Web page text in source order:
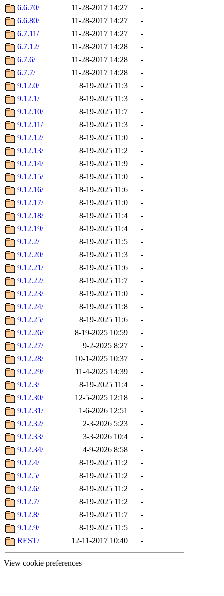
6.6.70/
11-28-2017 14:27
-
6.6.80/
11-28-2017 14:27
-
6.7.11/
11-28-2017 14:27
-
6.7.12/
11-28-2017 14:28
-
6.7.6/
11-28-2017 14:28
-
6.7.7/
11-28-2017 14:28
-
9.12.0/
8-19-2025 11:3
-
9.12.1/
8-19-2025 11:3
-
9.12.10/
8-19-2025 11:7
-
9.12.11/
8-19-2025 11:3
-
9.12.12/
8-19-2025 11:0
-
9.12.13/
8-19-2025 11:2
-
9.12.14/
8-19-2025 11:9
-
9.12.15/
8-19-2025 11:0
-
9.12.16/
8-19-2025 11:6
-
9.12.17/
8-19-2025 11:0
-
9.12.18/
8-19-2025 11:4
-
9.12.19/
8-19-2025 11:4
-
9.12.2/
8-19-2025 11:5
-
9.12.20/
8-19-2025 11:3
-
9.12.21/
8-19-2025 11:6
-
9.12.22/
8-19-2025 11:7
-
9.12.23/
8-19-2025 11:0
-
9.12.24/
8-19-2025 11:8
-
9.12.25/
8-19-2025 11:6
-
9.12.26/
8-19-2025 10:59
-
9.12.27/
9-2-2025 8:27
-
9.12.28/
10-1-2025 10:37
-
9.12.29/
11-4-2025 14:39
-
9.12.3/
8-19-2025 11:4
-
9.12.30/
12-5-2025 12:18
-
9.12.31/
1-6-2026 12:51
-
9.12.32/
2-3-2026 5:23
-
9.12.33/
3-3-2026 10:4
-
9.12.34/
4-9-2026 8:58
-
9.12.4/
8-19-2025 11:2
-
9.12.5/
8-19-2025 11:2
-
9.12.6/
8-19-2025 11:2
-
9.12.7/
8-19-2025 11:2
-
9.12.8/
8-19-2025 11:7
-
9.12.9/
8-19-2025 11:5
-
REST/
12-11-2017 10:40 -
View cookie preferences